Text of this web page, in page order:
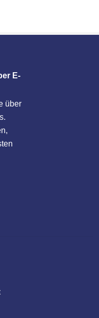
E-
über